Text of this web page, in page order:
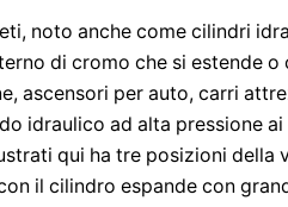
noto anche come cilindri
di cromo che si estende
ascensori per auto, carri
idraulico ad alta pressione
qui ha tre posizioni della
il cilindro espande con